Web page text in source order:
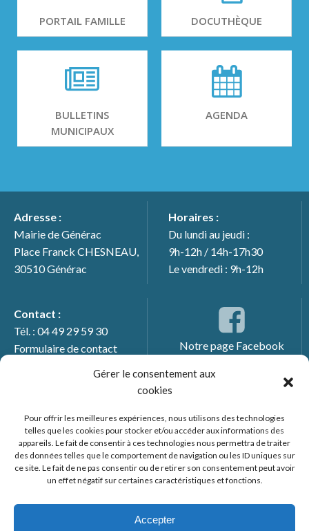
Gérer le consentement aux
cookies
Pour offrir les meilleures expériences, nous utilisons des technologies
telles que les cookies pour stocker et/ou accéder aux informations des
appareils. Le fait de consentir à ces technologies nous permettra de traiter
des données telles que le comportement de navigation ou les ID uniques sur
ce site. Le fait de ne pas consentir ou de retirer son consentement peut avoir
un effet négatif sur certaines caractéristiques et fonctions.
Accepter
PORTAIL FAMILLE DOCUTHÈQUE
BULLETINS
MUNICIPAUX
AGENDA
Adresse :
Mairie de Générac
Place Franck CHESNEAU,
30510 Générac
Horaires :
Du lundi au jeudi :
9h-12h / 14h-17h30
Le vendredi : 9h-12h
Contact :
Tél. : 04 49 29 59 30
Formulaire de contact
Notre page Facebook